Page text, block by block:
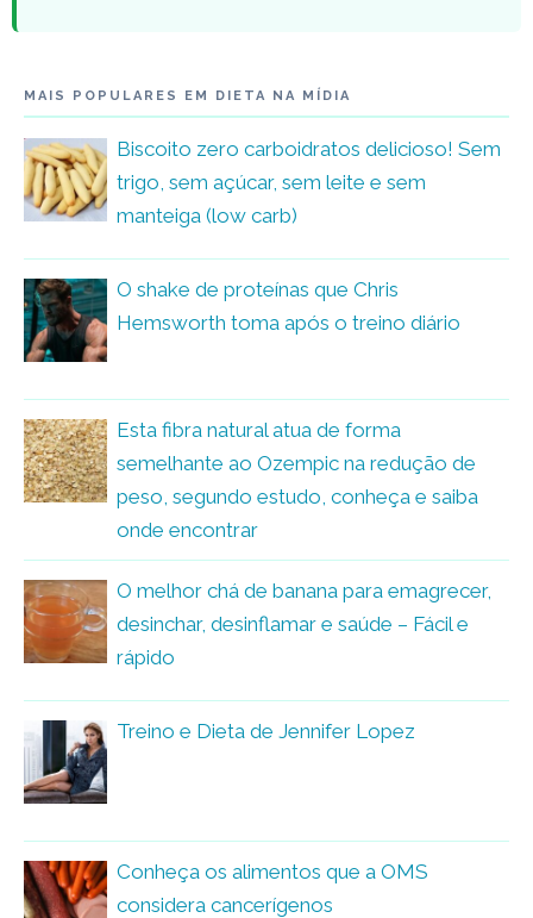
MAIS POPULARES EM DIETA NA MÍDIA
Biscoito zero carboidratos delicioso! Sem
trigo, sem açúcar, sem leite e sem
manteiga (low carb)
O shake de proteínas que Chris
Hemsworth toma após o treino diário
Esta fibra natural atua de forma
semelhante ao Ozempic na redução de
peso, segundo estudo, conheça e saiba
onde encontrar
O melhor chá de banana para emagrecer,
desinchar, desinflamar e saúde – Fácil e
rápido
Treino e Dieta de Jennifer Lopez
Conheça os alimentos que a OMS
considera cancerígenos